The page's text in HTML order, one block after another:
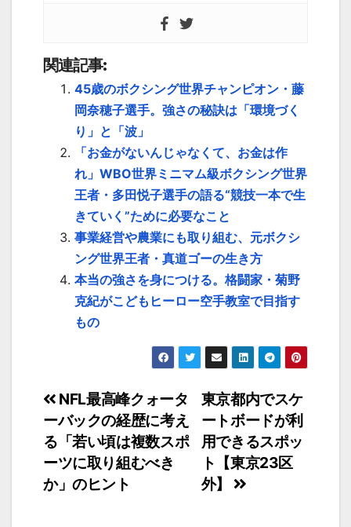
関連記事:
45歳のボクシング世界チャンピオン・藤
岡奈穂子選手。強さの秘訣は「環境づく
り」と「波」
「お金がないんじゃなくて、お金は作
れ」WBO世界ミニマム級ボクシング世界
王者・多田悦子選手の語る“競技一本で生
きていく”ために必要なこと
事業経営や農業にも取り組む、元ボクシ
ング世界王者・真道ゴーの生き方
本当の強さを身につける。格闘家・菊野
克紀がこどもヒーロー空手教室で目指す
もの
投
稿
ナ
ビ
東京都内でスケ
ートボードが利
用できるスポッ
ト【東京23区
外】
NFL最高峰クォータ
ーバックの経歴に考え
る「若い頃は複数スポ
ーツに取り組むべき
か」のヒント